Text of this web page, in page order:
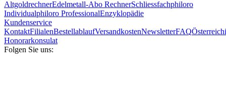
AltgoldrechnerEdelmetall-Abo RechnerSchliessfachphiloro
Individualphiloro ProfessionalEnzyklopädie
Kundenservice
KontaktFilialenBestellablaufVersandkostenNewsletterFAQ
Honorarkonsulat
Folgen Sie uns: